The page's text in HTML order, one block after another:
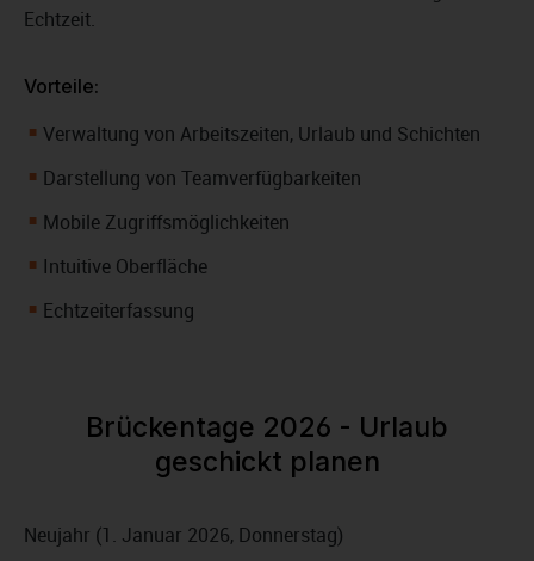
Echtzeit.
Vorteile:
Verwaltung von Arbeitszeiten, Urlaub und Schichten
Darstellung von Teamverfügbarkeiten
Mobile Zugriffsmöglichkeiten
Intuitive Oberfläche
Echtzeiterfassung
Brückentage 2026 - Urlaub
geschickt planen
Neujahr (1. Januar 2026, Donnerstag)